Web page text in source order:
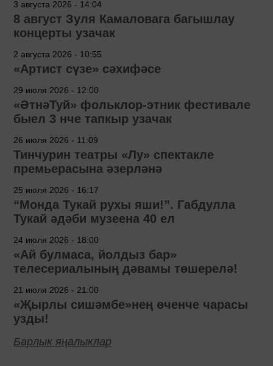
3 августа 2026 - 14:04
8 август Зуля Камаловага багышлау
концерты узачак
2 августа 2026 - 10:55
«Артист сүзе» сәхифәсе
29 июля 2026 - 12:00
«ӘтнәТуй» фольклор-этник фестивале
быел 3 нче тапкыр узачак
26 июля 2026 - 11:09
Тинчурин театры «Лу» спектакле
премьерасына әзерләнә
25 июля 2026 - 16:17
“Монда Тукай рухы яши!”. Габдулла
Тукай әдәби музеена 40 ел
24 июля 2026 - 18:00
«Ай булмаса, йолдыз бар»
телесериалының дәвамы төшерелә!
21 июля 2026 - 21:00
«Җырлы сишәмбе»нең өченче чарасы
узды!
Барлык яңалыклар